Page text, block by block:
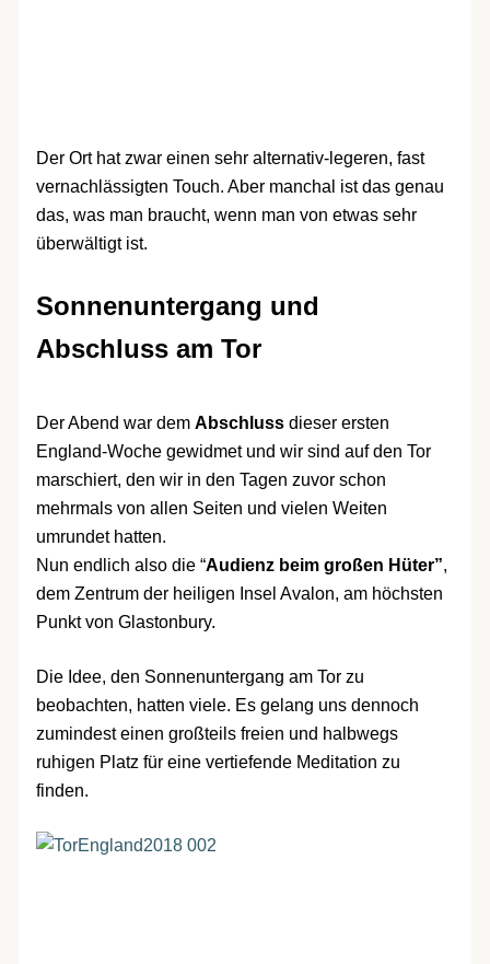
Der Ort hat zwar einen sehr alternativ-legeren, fast
vernachlässigten Touch. Aber manchal ist das genau
das, was man braucht, wenn man von etwas sehr
überwältigt ist.
Sonnenuntergang und
Abschluss am Tor
Der Abend war dem Abschlussdieser ersten
England-Woche gewidmet und wir sind auf den Tor
marschiert, den wir in den Tagen zuvor schon
mehrmals von allen Seiten und vielen Weiten
umrundet hatten.
Nun endlich also die “Audienz beim großen Hüter”,
dem Zentrum der heiligen Insel Avalon, am höchsten
Punkt von Glastonbury.
Die Idee, den Sonnenuntergang am Tor zu
beobachten, hatten viele. Es gelang uns dennoch
zumindest einen großteils freien und halbwegs
ruhigen Platz für eine vertiefende Meditation zu
finden.